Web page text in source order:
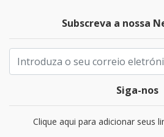
Subscreva a nossa
Siga-nos
Clique aqui para adicionar seus